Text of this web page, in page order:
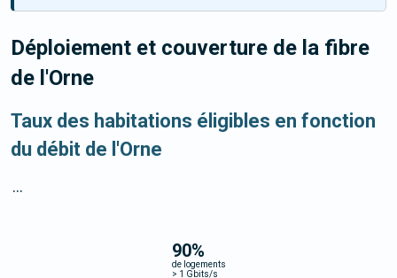
Déploiement et couverture de la fibre
de l'Orne
Taux des habitations éligibles en fonction
du débit de l'Orne
90%
de logements
> 1 Gbits/s
...